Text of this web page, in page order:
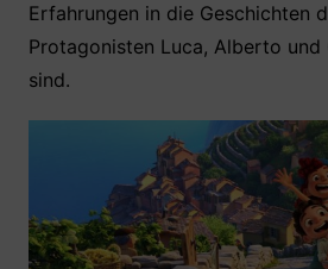
Erfahrungen in die Geschichten
Protagonisten Luca, Alberto und
sind.